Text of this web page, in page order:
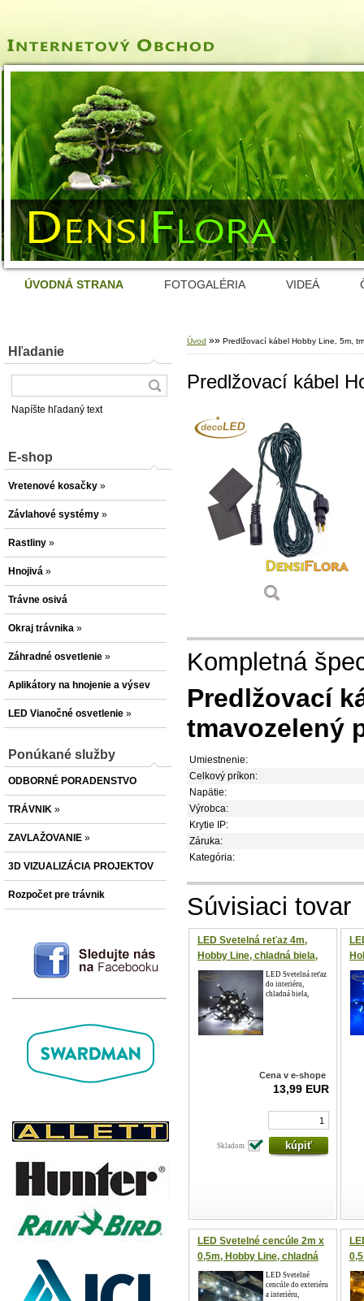
ÚVODNÁ STRANA FOTOGALÉRIA VIDEÁ
Hľadanie
Napíšte hľadaný text
E-shop
Vretenové kosačky »
Závlahové systémy »
Rastliny »
Hnojivá »
Trávne osivá
Okraj trávnika »
Záhradné osvetlenie »
Aplikátory na hnojenie a výsev
LED Vianočné osvetlenie »
Ponúkané služby
ODBORNÉ PORADENSTVO
TRÁVNIK »
ZAVLAŽOVANIE »
3D VIZUALIZÁCIA PROJEKTOV
Rozpočet pre trávnik
Úvod »» Predlžovací kábel Hobby Line, 5m,
Predlžovací kábel
Kompletná
Predlžovací
tmavozelený
Umiestnenie:
Celkový príkon:
Napätie:
Výrobca:
Krytie IP:
Záruka:
Kategória:
Súvisiaci tovar
LED Svetelná reťaz 4m,
Hobby Line, chladná biela,
32 diód, Vianočné
osvetlenie
LED Svetelná reťaz
do interiéru,
chladná biela,
Cena v e-shope
13,99 EUR
Skladom
LED Svetelné cencúle 2m x
0,5m, Hobby Line, chladná
biela, 40 LED diódLED Svetelné
cencúle do exteriéru
a interiéru,